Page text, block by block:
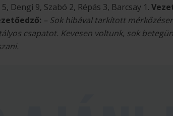
Dengi 9, Szabó 2, Répás 3, Barcsay 1.
– Sok hibával tarkított
csapatot. Kevesen voltunk, sok